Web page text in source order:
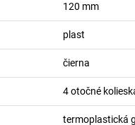
120 mm
plast
čierna
4 otočné
termoplastická